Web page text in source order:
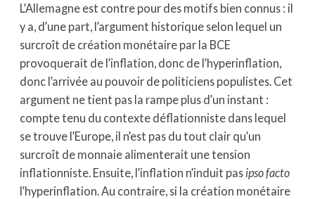
L’Allemagne est contre pour des motifs bien connus : il
y a, d’une part, l’argument historique selon lequel un
surcroît de création monétaire par la BCE
provoquerait de l’inflation, donc de l’hyperinflation,
donc l’arrivée au pouvoir de politiciens populistes. Cet
argument ne tient pas la rampe plus d’un instant :
compte tenu du contexte déflationniste dans lequel
se trouve l’Europe, il n’est pas du tout clair qu’un
surcroît de monnaie alimenterait une tension
inflationniste. Ensuite, l’inflation n’induit pas ipso facto
l’hyperinflation. Au contraire, si la création monétaire